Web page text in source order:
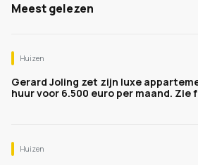
Meest gelezen
Huizen
Gerard Joling zet zijn luxe
huur voor 6.500 euro per maand. Zie
Huizen